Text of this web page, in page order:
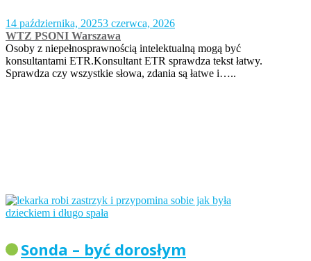
14 października, 20253 czerwca, 2026
WTZ PSONI Warszawa
Osoby z niepełnosprawnością intelektualną mogą być
konsultantami ETR.Konsultant ETR sprawdza tekst łatwy.
Sprawdza czy wszystkie słowa, zdania są łatwe i…..
Sonda – być dorosłym